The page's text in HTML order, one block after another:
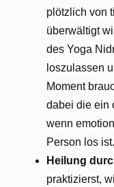
plötzlich von
überwältigt
des Yoga
loszulassen
Moment
dabei die ein
wenn
Person los ist.
Heilung
praktizierst,